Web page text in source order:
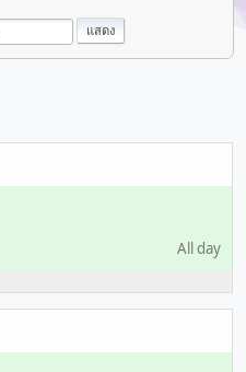
All day